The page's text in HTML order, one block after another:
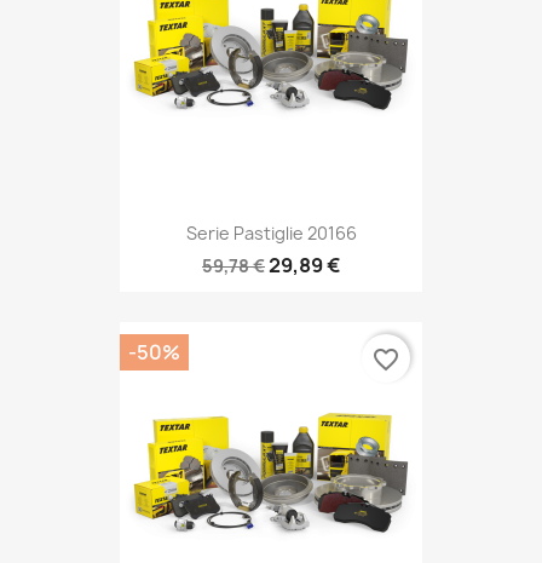
Serie Pastiglie 20166
59,78 €29,89 €
-50% favorite_border